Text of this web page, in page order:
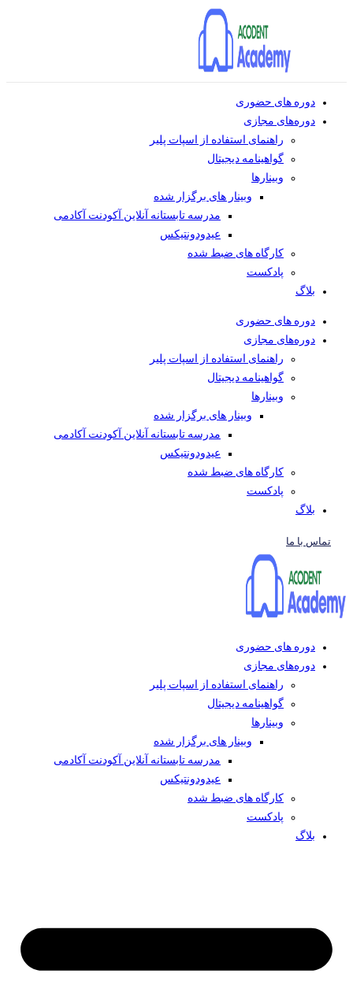
دوره های حضوری
دوره‌های مجازی
راهنمای استفاده از اسپات پلیر
گواهینامه دیجیتال
وبینار‌ها
وبینار های برگزار شده
مدرسه تابستانه آنلاین آکودنت آکادمی
عیدودونتیکس
کارگاه های ضبط شده
پادکست
بلاگ
دوره های حضوری
دوره‌های مجازی
راهنمای استفاده از اسپات پلیر
گواهینامه دیجیتال
وبینار‌ها
وبینار های برگزار شده
مدرسه تابستانه آنلاین آکودنت آکادمی
عیدودونتیکس
کارگاه های ضبط شده
پادکست
بلاگ
تماس با ما
دوره های حضوری
دوره‌های مجازی
راهنمای استفاده از اسپات پلیر
گواهینامه دیجیتال
وبینار‌ها
وبینار های برگزار شده
مدرسه تابستانه آنلاین آکودنت آکادمی
عیدودونتیکس
کارگاه های ضبط شده
پادکست
بلاگ